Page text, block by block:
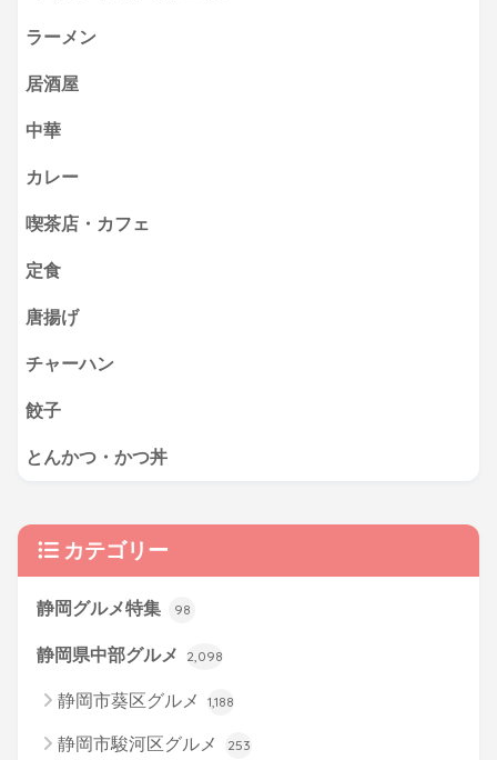
ラーメン
居酒屋
中華
カレー
喫茶店・カフェ
定食
唐揚げ
チャーハン
餃子
とんかつ・かつ丼
カテゴリー
静岡グルメ特集 98
静岡県中部グルメ 2,098
静岡市葵区グルメ 1,188
静岡市駿河区グルメ 253